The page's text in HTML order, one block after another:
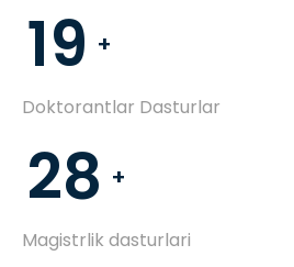
19 +
Doktorantlar Dasturlar
28 +
Magistrlik dasturlari